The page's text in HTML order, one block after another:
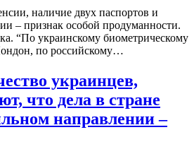
наличие двух паспортов и
– признак особой продуманности.
“По украинскому биометрическому
по российскому…
украинцев,
что дела в стране
направлении –